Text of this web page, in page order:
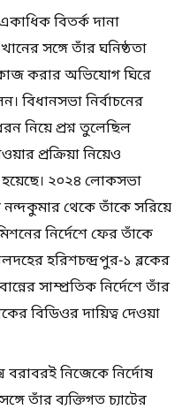
বিতর্ক দানা
সঙ্গে তাঁর ঘনিষ্ঠতা
করার অভিযোগ ঘিরে
বিধানসভা নির্বাচনের
নিয়ে প্রশ্ন তুলেছিল
প্রক্রিয়া নিয়েও
২০২৪ লোকসভা
নন্দকুমার থেকে তাঁকে সরিয়ে
নির্দেশে ফের তাঁকে
হরিশচন্দ্রপুর-১ ব্লকের
সাম্প্রতিক নির্দেশে তাঁর
বিডিওর দায়িত্ব দেওয়া
বরাবরই নিজেকে নির্দোষ
তাঁর ব্যক্তিগত চ্যাটের